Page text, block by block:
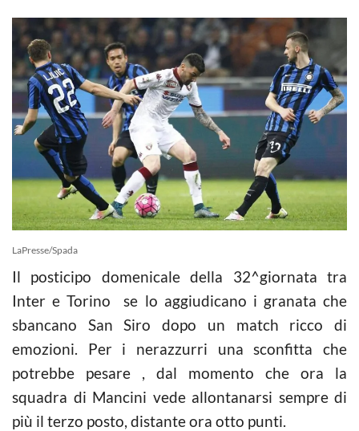
LaPresse/Spada
Il posticipo domenicale della 32^giornata tra
Inter e Torino se lo aggiudicano i granata che
sbancano San Siro dopo un match ricco di
emozioni. Per i nerazzurri una sconfitta che
potrebbe pesare , dal momento che ora la
squadra di Mancini vede allontanarsi sempre di
più il terzo posto, distante ora otto punti.